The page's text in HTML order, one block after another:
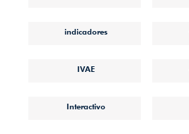
indicadores
IVAE
Interactivo